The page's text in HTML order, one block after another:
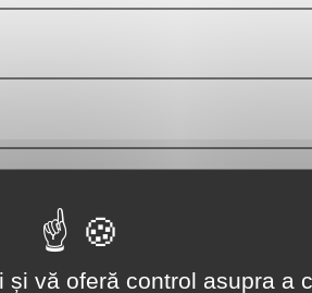
vă oferă control asupra a